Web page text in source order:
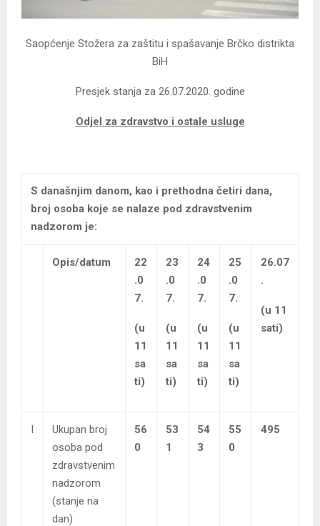
Saopćenje Stožera za zaštitu i spašavanje Brčko distrikta
BiH
Presjek stanja za 26.07.2020. godine
Odjel za zdravstvo i ostale usluge
S današnjim danom, kao i prethodna četiri dana,
broj osoba koje se nalaze pod zdravstvenim
nadzorom je:
Opis/datum
22
.0
7.
(u
11
sa
ti)
23
.0
7.
(u
11
sa
ti)
24
.0
7.
(u
11
sa
ti)
25
.0
7.
(u
11
sa
ti)
26.07
.
(u 11
sati)
I
Ukupan broj
osoba pod
zdravstvenim
nadzorom
(stanje na
dan)
56
0
53
1
54
3
55
0
495